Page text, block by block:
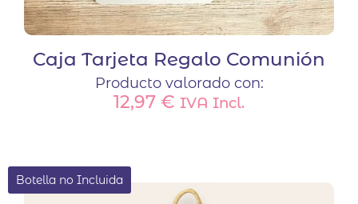
Caja Tarjeta Regalo Comunión
Producto valorado con:
12,97 € IVA Incl.
Botella no Incluida